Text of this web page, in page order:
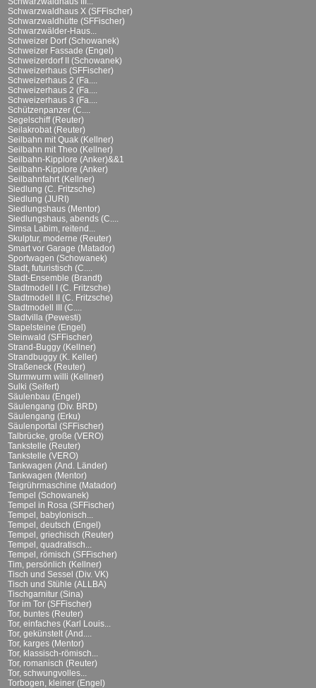
Schwarzwaldhaus X (SFFischer)
Schwarzwaldhütte (SFFischer)
Schwarzwälder-Haus...
Schweizer Dorf (Schowanek)
Schweizer Fassade (Engel)
Schweizerdorf II (Schowanek)
Schweizerhaus (SFFischer)
Schweizerhaus 2 (Fa....
Schweizerhaus 2 (Fa....
Schweizerhaus 3 (Fa....
Schützenpanzer (C....
Segelschiff (Reuter)
Seilakrobat (Reuter)
Seilbahn mit Quak (Kellner)
Seilbahn mit Theo (Kellner)
Seilbahn-Kipplore (Anker)&&1
Seilbahn-Kipplore (Anker)
Seilbahnfahrt (Kellner)
Siedlung (C. Fritzsche)
Siedlung (JURI)
Siedlungshaus (Mentor)
Siedlungshaus, abends (C....
Simsa Labim, reitend...
Skulptur, moderne (Reuter)
Smart vor Garage (Matador)
Sportwagen (Schowanek)
Stadt, futuristisch (C....
Stadt-Ensemble (Brandt)
Stadtmodell I (C. Fritzsche)
Stadtmodell II (C. Fritzsche)
Stadtmodell III (C....
Stadtvilla (Pewesti)
Stapelsteine (Engel)
Steinwald (SFFischer)
Strand-Buggy (Kellner)
Strandbuggy (K. Keller)
Straßeneck (Reuter)
Sturmwurm willi (Kellner)
Sulki (Seifert)
Säulenbau (Engel)
Säulengang (Div. BRD)
Säulengang (Erku)
Säulenportal (SFFischer)
Talbrücke, große (VERO)
Tankstelle (Reuter)
Tankstelle (VERO)
Tankwagen (And. Länder)
Tankwagen (Mentor)
Teigrührmaschine (Matador)
Tempel (Schowanek)
Tempel in Rosa (SFFischer)
Tempel, babylonisch...
Tempel, deutsch (Engel)
Tempel, griechisch (Reuter)
Tempel, quadratisch...
Tempel, römisch (SFFischer)
Tim, persönlich (Kellner)
Tisch und Sessel (Div. VK)
Tisch und Stühle (ALLBA)
Tischgarnitur (Sina)
Tor im Tor (SFFischer)
Tor, buntes (Reuter)
Tor, einfaches (Karl Louis...
Tor, gekünstelt (And....
Tor, karges (Mentor)
Tor, klassisch-römisch...
Tor, romanisch (Reuter)
Tor, schwungvolles...
Torbogen, kleiner (Engel)